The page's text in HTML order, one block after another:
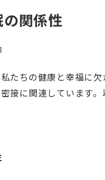
関係性
たちの健康と幸福に
接に関連しています